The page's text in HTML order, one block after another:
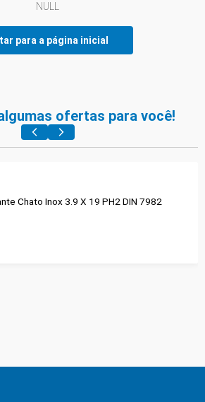
NULL
para a página inicial
ofertas para você!
Chato Inox 3.9 X 19 PH2 DIN 7982